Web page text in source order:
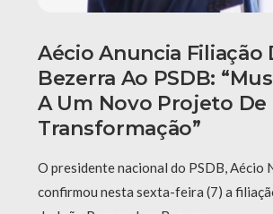
Aécio Anuncia Filiação
Bezerra Ao PSDB:
A Um Novo Projeto De
Transformação”
O presidente nacional do PSDB, Aécio
confirmou nesta sexta-feira (7) a